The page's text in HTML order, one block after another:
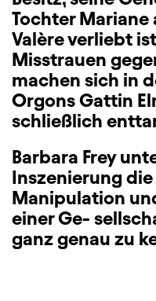
Tochter Mariane
Valère verliebt
Misstrauen
machen sich in
Orgons Gattin
schließlich
Barbara Frey
Inszenierung
Manipulation
einer Ge-
ganz genau zu